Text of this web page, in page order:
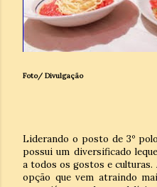
Foto/ Divulgação
Liderando o posto de 3º
possui um diversificado
a todos os gostos e
opção que vem atraindo